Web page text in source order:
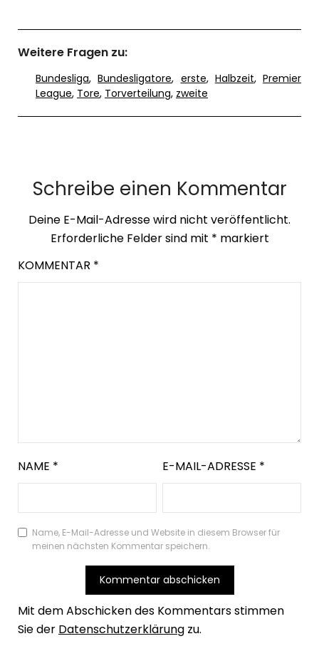
Weitere Fragen zu:
Bundesliga,Bundesligatore, erste, Halbzeit, Premier
League, Tore, Torverteilung, zweite
Schreibe einen Kommentar
Deine E-Mail-Adresse wird nicht veröffentlicht.
Erforderliche Felder sind mit * markiert
KOMMENTAR *
NAME * E-MAIL-ADRESSE *
Name, E-Mail-Adresse und Website in diesem Browser für
meinen nächsten Kommentar speichern.
Mit dem Abschicken des Kommentars stimmen
Sie der Datenschutzerklärung zu.